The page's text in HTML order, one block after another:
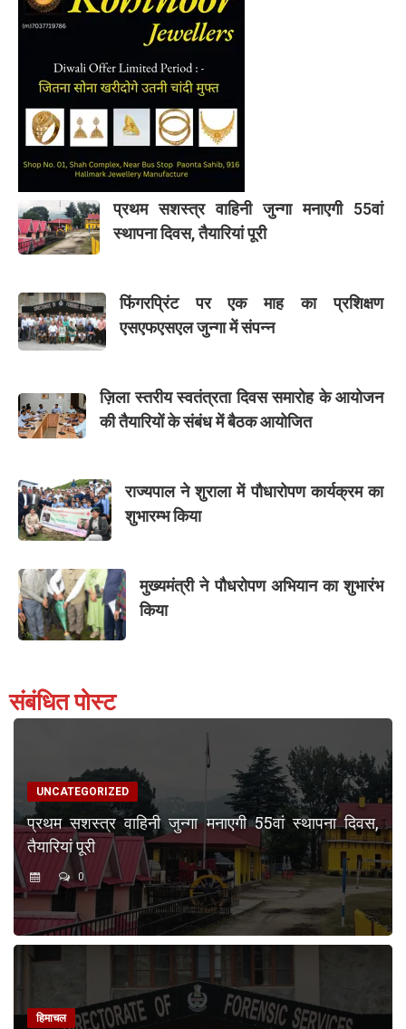
प्रथम सशस्त्र वाहिनी जुन्गा मनाएगी 55वां
स्थापना दिवस, तैयारियां पूरी
फिंगरप्रिंट पर एक माह का प्रशिक्षण
एसएफएसएल जुन्गा में संपन्न
ज़िला स्तरीय स्वतंत्रता दिवस समारोह के आयोजन
की तैयारियों के संबंध में बैठक आयोजित
राज्यपाल ने शुराला में पौधारोपण कार्यक्रम का
शुभारम्भ किया
मुख्यमंत्री ने पौधरोपण अभियान का शुभारंभ
किया
संबंधित पोस्ट
UNCATEGORIZED
प्रथम सशस्त्र वाहिनी जुन्गा मनाएगी 55वां स्थापना दिवस,
तैयारियां पूरी
0
हिमाचल